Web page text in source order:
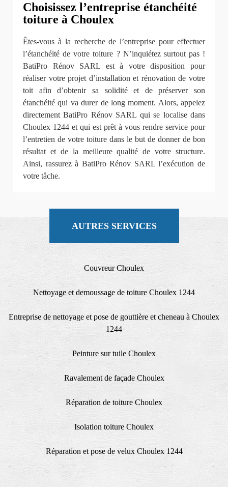
Choisissez l’entreprise étanchéité
toiture à Choulex
Êtes-vous à la recherche de l’entreprise pour effectuer
l’étanchéité de votre toiture ? N’inquiétez surtout pas !
BatiPro Rénov SARL est à votre disposition pour
réaliser votre projet d’installation et rénovation de votre
toit afin d’obtenir sa solidité et de préserver son
étanchéité qui va durer de long moment. Alors, appelez
directement BatiPro Rénov SARL qui se localise dans
Choulex 1244 et qui est prêt à vous rendre service pour
l’entretien de votre toiture dans le but de donner de bon
résultat et de la meilleure qualité de votre structure.
Ainsi, rassurez à BatiPro Rénov SARL l’exécution de
votre tâche.
AUTRES SERVICES
Couvreur Choulex
Nettoyage et demoussage de toiture Choulex 1244
Entreprise de nettoyage et pose de gouttière et cheneau à Choulex
1244
Peinture sur tuile Choulex
Ravalement de façade Choulex
Réparation de toiture Choulex
Isolation toiture Choulex
Réparation et pose de velux Choulex 1244